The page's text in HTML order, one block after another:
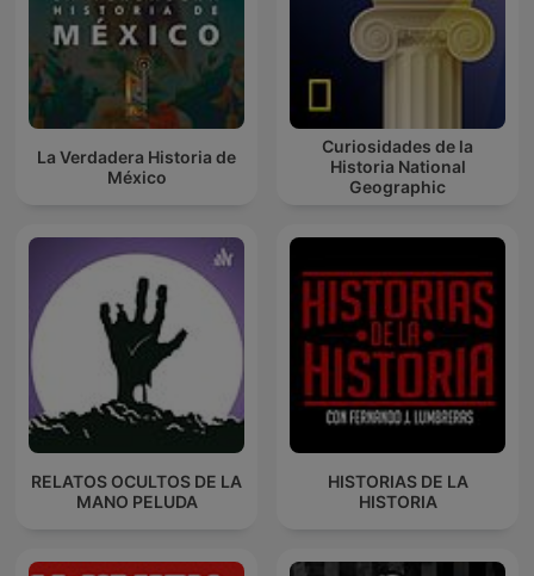
La Verdadera Historia de
México
Curiosidades de la
Historia National
Geographic
RELATOS OCULTOS DE LA
MANO PELUDA
HISTORIAS DE LA
HISTORIA